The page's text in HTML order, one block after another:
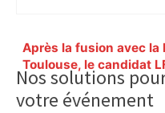
Après la fusion avec la
Toulouse, le candidat
dynamique qui nous
responsabilité" –
Primary
Sidebar
Nos solutions
votre événement